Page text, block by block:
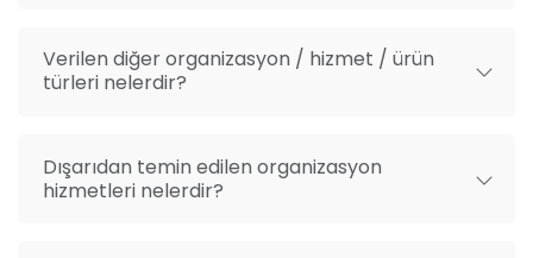
Verilen diğer organizasyon / hizmet / ürün
türleri nelerdir?
Dışarıdan temin edilen organizasyon
hizmetleri nelerdir?